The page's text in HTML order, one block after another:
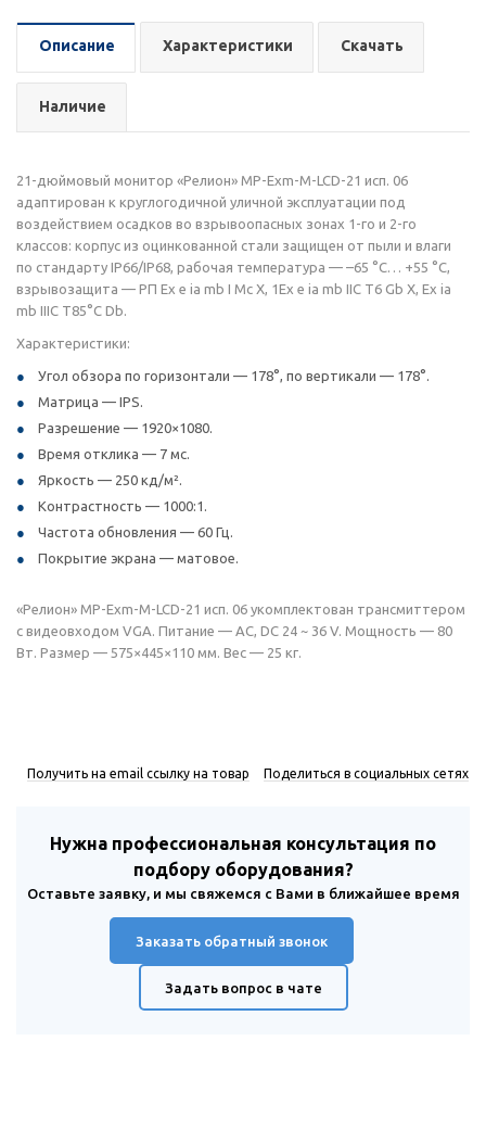
Описание Характеристики Скачать
Наличие
21-дюймовый монитор «Релион» МР-Exm-М-LCD-21 исп. 06
адаптирован к круглогодичной уличной эксплуатации под
воздействием осадков во взрывоопасных зонах 1-го и 2-го
классов: корпус из оцинкованной стали защищен от пыли и влаги
по стандарту IP66/IP68, рабочая температура — –65 °C… +55 °C,
взрывозащита — РП Ех e ia mb I Mc X, 1Ex e ia mb IIC T6 Gb X, Ex ia
mb IIIC T85°C Db.
Характеристики:
Угол обзора по горизонтали — 178°, по вертикали — 178°.
Матрица — IPS.
Разрешение — 1920×1080.
Время отклика — 7 мс.
Яркость — 250 кд/м².
Контрастность — 1000:1.
Частота обновления — 60 Гц.
Покрытие экрана — матовое.
«Релион» МР-Exm-М-LCD-21 исп. 06 укомплектован трансмиттером
с видеовходом VGA. Питание — AC, DC 24 ~ 36 V. Мощность — 80
Вт. Размер — 575×445×110 мм. Вес — 25 кг.
Получить на email ссылку на товар Поделиться в социальных сетях
Нужна профессиональная консультация по
подбору оборудования?
Оставьте заявку, и мы свяжемся с Вами в ближайшее время
Заказать обратный звонок
Задать вопрос в чате